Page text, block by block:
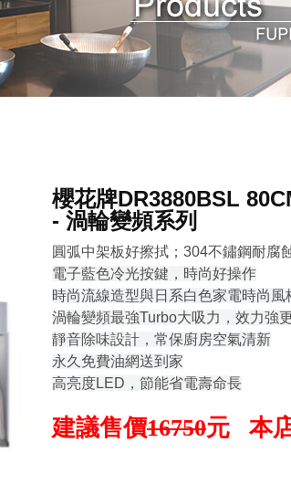
櫻花牌DR3880BSL
- 渦輪變頻系列
圓弧中架板好擦拭；304不鏽鋼耐腐
電子藍色冷光按鍵，時尚好操作
時尚流線造型與日系白色家電時尚風
渦輪變頻最強Turbo大吸力，效力強
靜音除味設計，常保廚房空氣清新
永久免費油網送到家
高亮度LED，節能省電壽命長
建議售價16750元 本